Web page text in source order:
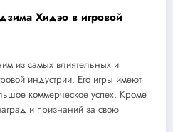
Хидэо в игровой
из самых влиятельных и
индустрии. Его игры имеют
коммерческое успех. Кроме
и признаний за свою